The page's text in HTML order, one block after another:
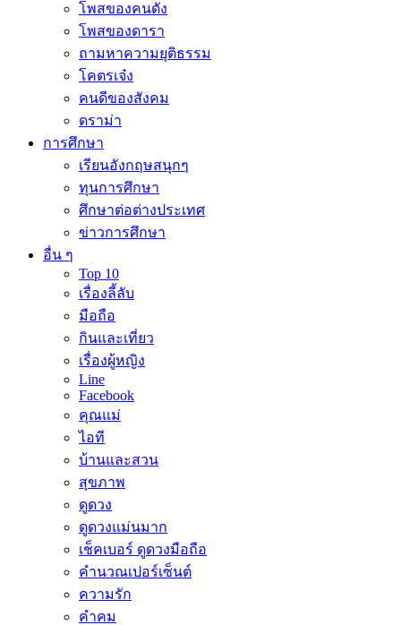
โพสของคนดัง
โพสของดารา
ถามหาความยุติธรรม
โคตรเจ๋ง
คนดีของสังคม
ดราม่า
การศึกษา
เรียนอังกฤษสนุกๆ
ทุนการศึกษา
ศึกษาต่อต่างประเทศ
ข่าวการศึกษา
อื่น ๆ
Top 10
เรื่องลี้ลับ
มือถือ
กินและเที่ยว
เรื่องผู้หญิง
Line
Facebook
คุณแม่
ไอที
บ้านและสวน
สุขภาพ
ดูดวง
ดูดวงแม่นมาก
เช็คเบอร์ ดูดวงมือถือ
คำนวณเปอร์เซ็นต์
ความรัก
คำคม